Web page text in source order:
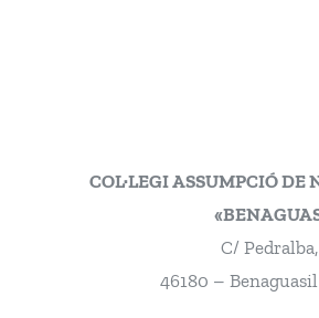
COL·LEGI ASSUMPCIÓ DE
C/
46180 –